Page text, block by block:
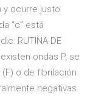
y ocurre justo
“c” está
RUTINA DE
existen ondas P, se
o de fibrilación
negativas